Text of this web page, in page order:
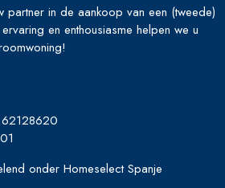
partner in de aankoop van een (tweede)
en enthousiasme helpen we u
62128620
onder Homeselect Spanje